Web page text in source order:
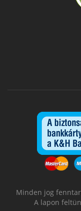
Minden jog
A lapon